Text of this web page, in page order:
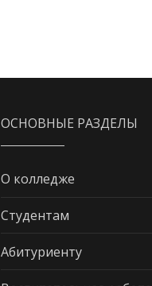
ОСНОВНЫЕ РАЗДЕЛЫ
О колледже
Студентам
Абитуриенту